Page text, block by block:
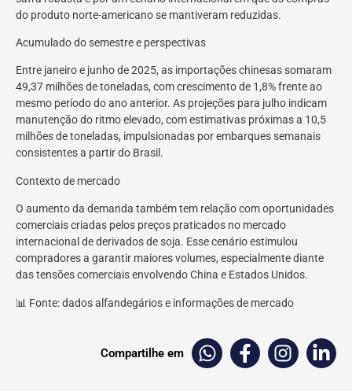
do produto norte-americano se mantiveram reduzidas.
Acumulado do semestre e perspectivas
Entre janeiro e junho de 2025, as importações chinesas somaram
49,37 milhões de toneladas, com crescimento de 1,8% frente ao
mesmo período do ano anterior. As projeções para julho indicam
manutenção do ritmo elevado, com estimativas próximas a 10,5
milhões de toneladas, impulsionadas por embarques semanais
consistentes a partir do Brasil.
Contexto de mercado
O aumento da demanda também tem relação com oportunidades
comerciais criadas pelos preços praticados no mercado
internacional de derivados de soja. Esse cenário estimulou
compradores a garantir maiores volumes, especialmente diante
das tensões comerciais envolvendo China e Estados Unidos.
📊 Fonte: dados alfandegários e informações de mercado
Compartilhe em